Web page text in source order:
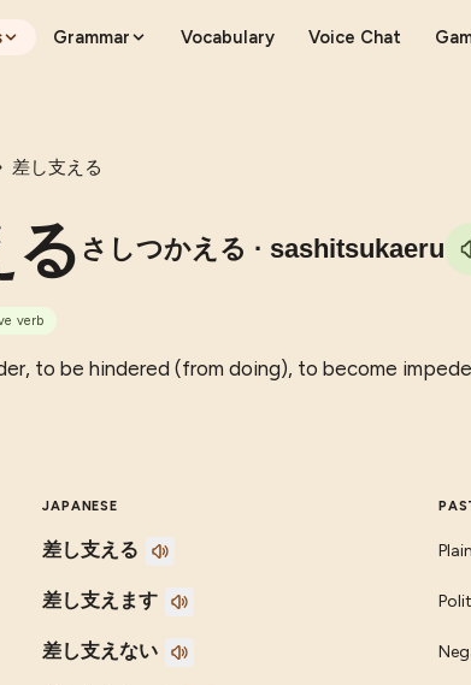
Grammar Vocabulary Voice Chat
差し支える
る さしつかえる · sashitsukaeru
verb
to be hindered (from doing), to become
JAPANESE
差し支える
差し支えます
差し支えない
Plain